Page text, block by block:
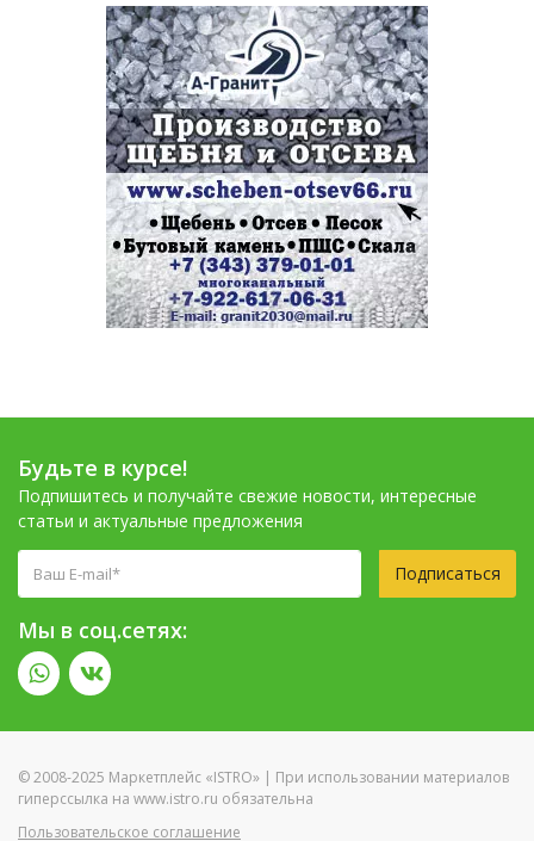
Будьте в курсе!
Подпишитесь и получайте свежие новости, интересные
статьи и актуальные предложения
Подписаться
Мы в соц.сетях:
© 2008-2025 Маркетплейс «ISTRO» | При использовании материалов
гиперссылка на www.istro.ru обязательна
Пользовательское соглашение